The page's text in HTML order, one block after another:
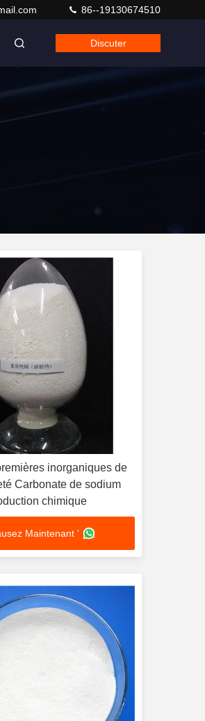
86--19130674510
Discuter
inorganiques de
Carbonate de sodium
chimique
Maintenant '